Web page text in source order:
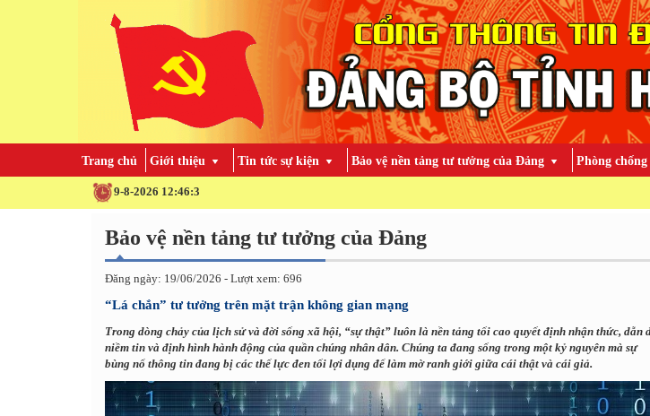
Trang chủ Giới thiệu Tin tức sự kiện Bảo vệ nền tảng tư tưởng của Đảng Phòng
9-8-2026 12:46:4
Bảo vệ nền tảng tư tưởng của Đảng
Đăng ngày: 19/06/2026 - Lượt xem: 696
“Lá chắn” tư tưởng trên mặt trận không gian mạng
Trong dòng chảy của lịch sử và đời sống xã hội, “sự thật” luôn là nền tảng tối cao quyết định nhận thức, dẫn
niềm tin và định hình hành động của quần chúng nhân dân. Chúng ta đang sống trong một kỷ nguyên mà sự
bùng nổ thông tin đang bị các thế lực đen tối lợi dụng để làm mờ ranh giới giữa cái thật và cái giả.